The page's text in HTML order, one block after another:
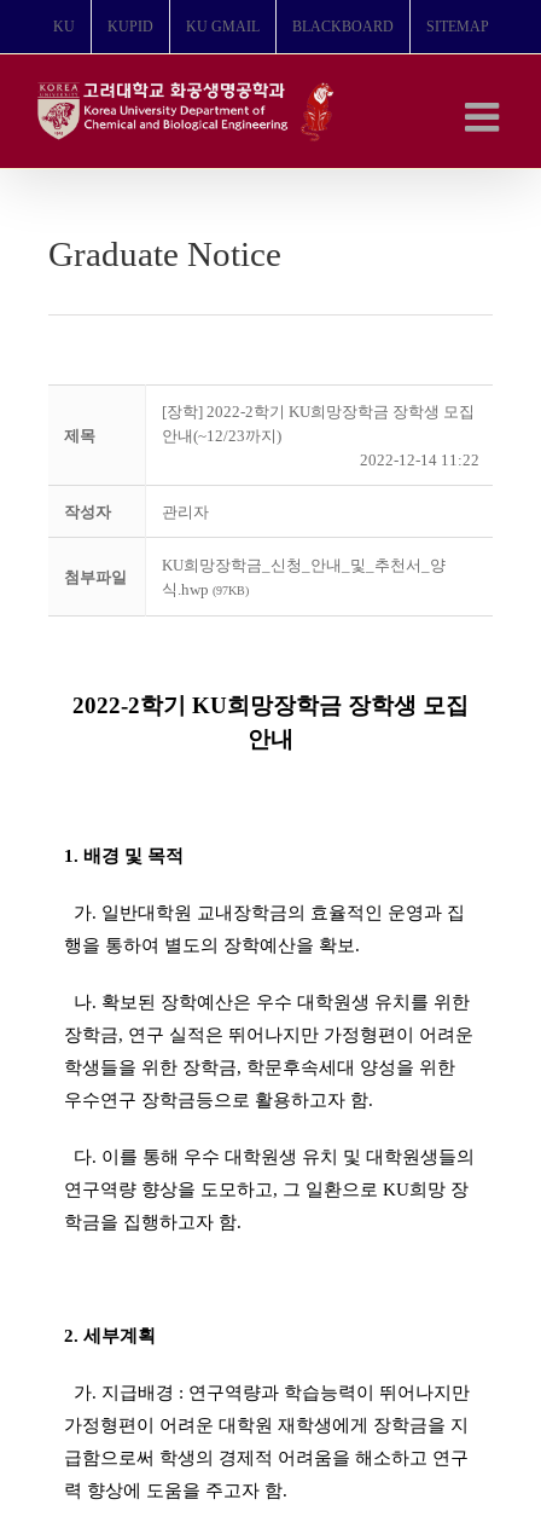
뛰
KU KUPID KU GMAIL BLACKBOARD SITEMAP
Graduate Notice
제목
[장학] 2022-2학기 KU희망장학금 장학생 모집
안내(~12/23까지)
2022-12-14 11:22
작성자 관리자
첨부파일
KU희망장학금_신청_안내_및_추천서_양
식.hwp (97KB)
2022-2학기 KU희망장학금 장학생 모집
안내
1. 배경 및 목적
가. 일반대학원 교내장학금의 효율적인 운영과 집
행을 통하여 별도의 장학예산을 확보.
나. 확보된 장학예산은 우수 대학원생 유치를 위한
장학금, 연구 실적은 뛰어나지만 가정형편이 어려운
학생들을 위한 장학금, 학문후속세대 양성을 위한
우수연구 장학금등으로 활용하고자 함.
다. 이를 통해 우수 대학원생 유치 및 대학원생들의
연구역량 향상을 도모하고, 그 일환으로 KU희망 장
학금을 집행하고자 함.
2. 세부계획
가. 지급배경 : 연구역량과 학습능력이 뛰어나지만
가정형편이 어려운 대학원 재학생에게 장학금을 지
급함으로써 학생의 경제적 어려움을 해소하고 연구
력 향상에 도움을 주고자 함.